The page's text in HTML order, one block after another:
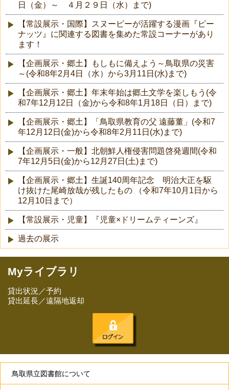
日（金）～ ４月２９日（水）まで)
【常設展示・国際】スヌーピーが活躍する漫画『ピー
ナッツ』に関連する図書を集めた常設コーナーがあり
ます！
【企画展示・郷土】もしもに備えよう～鳥取県の災害
～(令和8年2月4日（水）から3月11日(水)まで)
【企画展示・郷土】年末年始は郷土文学を楽しもう(令
和7年12月12日（金)から令和8年1月18日（日）まで)
【企画展示・郷土】「鳥取県教育の父 遠藤董」(令和7
年12月12日(金)から令和8年2月11日(水)まで)
【企画展示・一般】北朝鮮人権侵害問題啓発週間(令和
7年12月5日(金)から12月27日(土)まで)
【企画展示・郷土】生誕140周年記念 明治大正を駆
け抜けた尾崎放哉が残したもの （令和7年10月1日から
12月10日まで）
【常設展示・児童】『児童×ドリームティーンズ』
過去の展示
Myライブラリ
貸出状況／予約
貸出延長／遠隔地返却
鳥取県立図書館について